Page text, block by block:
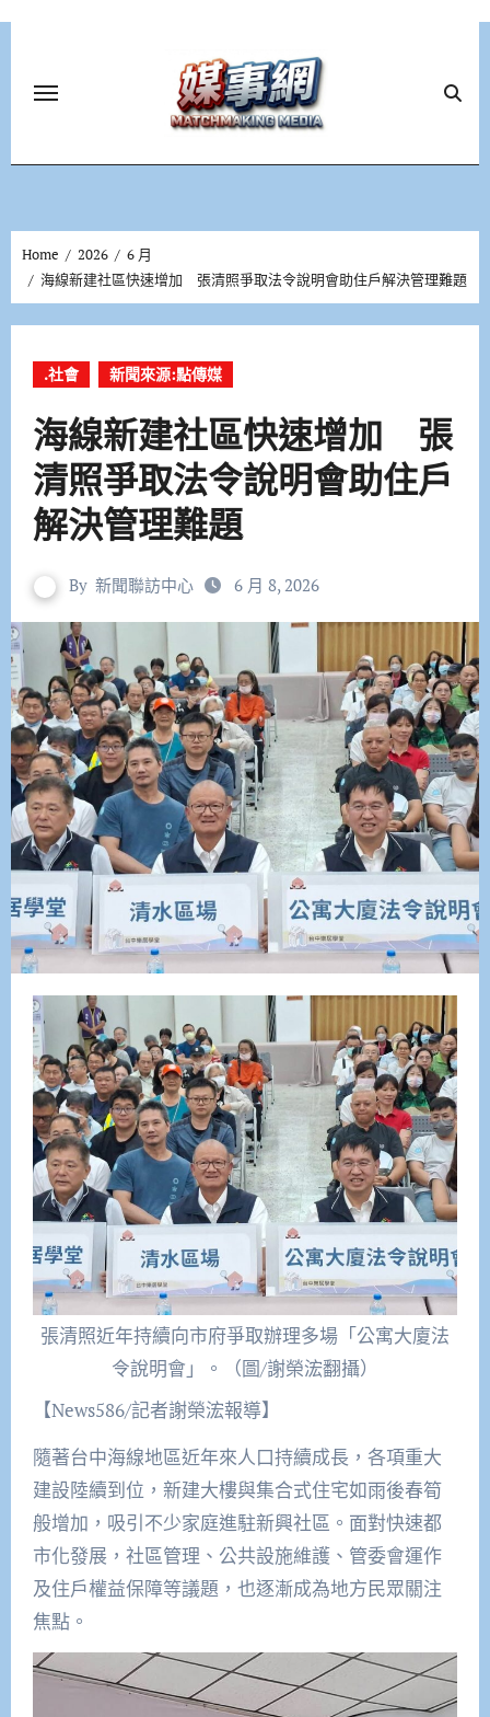
Home 2026
6 月
海線新建社區快速增加 張清照爭取法令說明會助住戶解決管理難題
.社會 新聞來源:點傳媒
海線新建社區快速增加 張
清照爭取法令說明會助住戶
解決管理難題
By 新聞聯訪中心 6 月 8, 2026
張清照近年持續向市府爭取辦理多場「公寓大廈法
令說明會」。（圖/謝榮浤翻攝）
【News586/記者謝榮浤報導】
隨著台中海線地區近年來人口持續成長，各項重大
建設陸續到位，新建大樓與集合式住宅如雨後春筍
般增加，吸引不少家庭進駐新興社區。面對快速都
市化發展，社區管理、公共設施維護、管委會運作
及住戶權益保障等議題，也逐漸成為地方民眾關注
焦點。